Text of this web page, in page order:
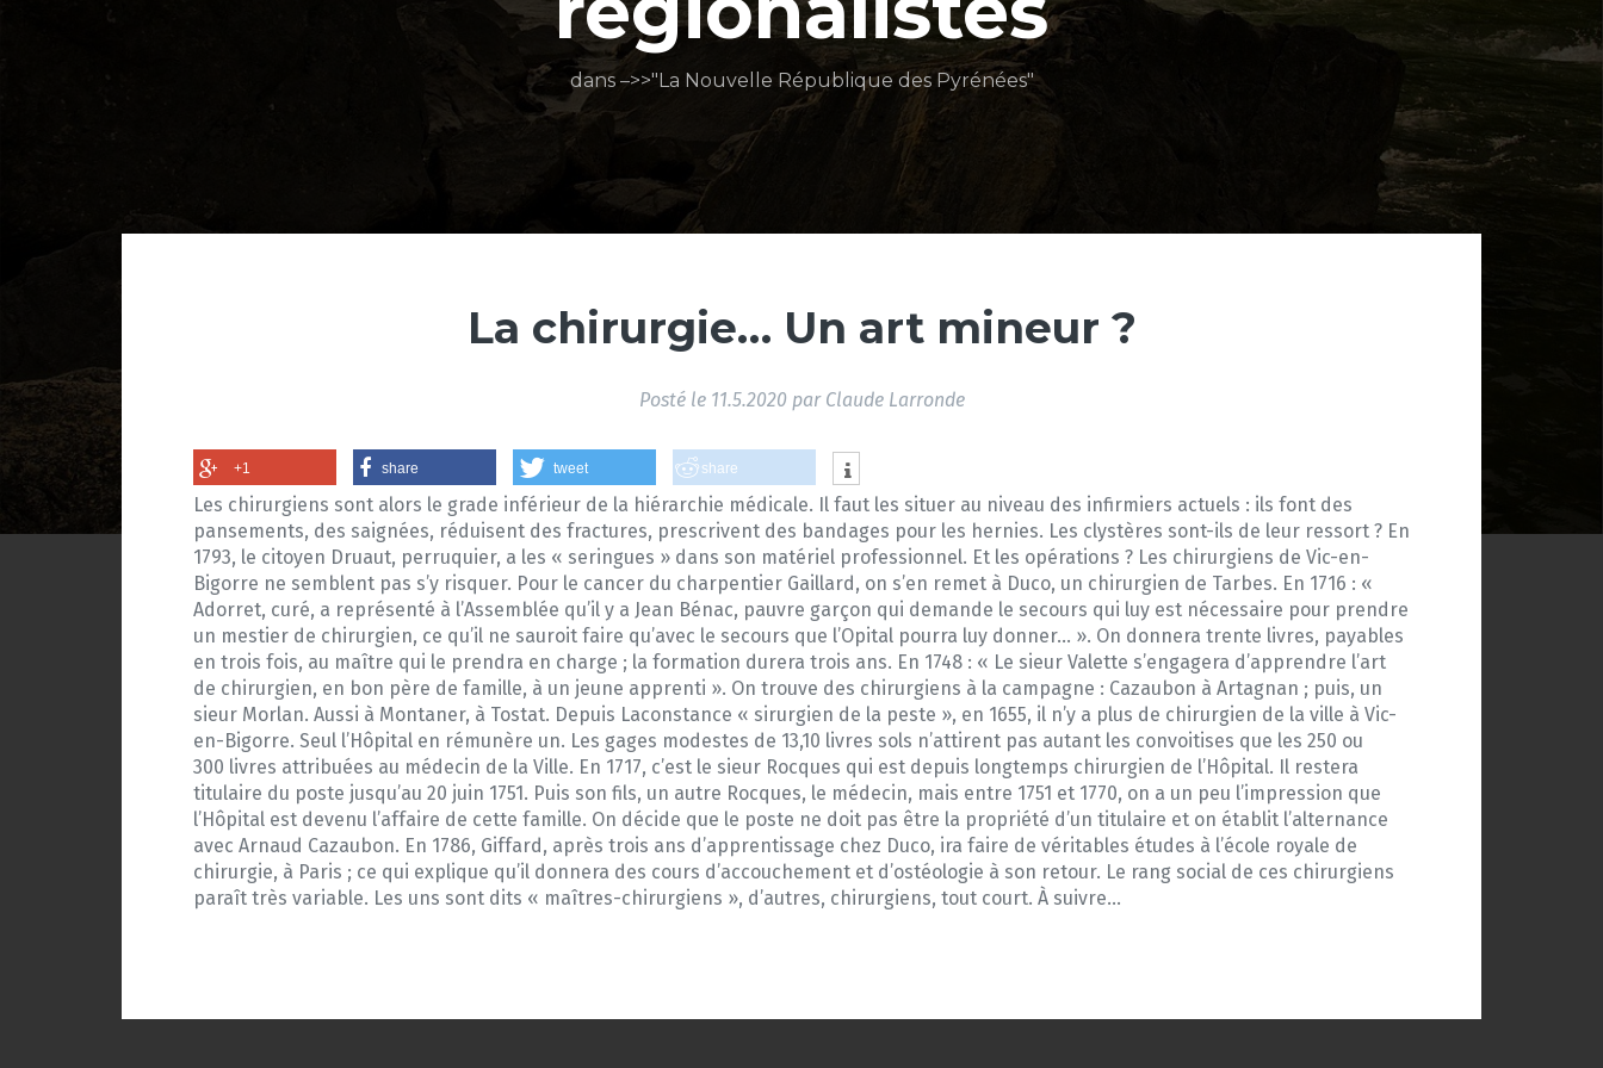
dans –>>"La Nouvelle République des Pyrénées"
La chirurgie… Un art mineur ?
Posté le 11.5.2020 par Claude Larronde
+1 share tweet share
Les chirurgiens sont alors le grade inférieur de la hiérarchie médicale. Il faut les situer au niveau des infirmiers actuels : ils font des
pansements, des saignées, réduisent des fractures, prescrivent des bandages pour les hernies. Les clystères sont-ils de leur ressort ? En
1793, le citoyen Druaut, perruquier, a les « seringues » dans son matériel professionnel. Et les opérations ? Les chirurgiens de Vic-en-
Bigorre ne semblent pas s’y risquer. Pour le cancer du charpentier Gaillard, on s’en remet à Duco, un chirurgien de Tarbes. En 1716 : «
Adorret, curé, a représenté à l’Assemblée qu’il y a Jean Bénac, pauvre garçon qui demande le secours qui luy est nécessaire pour prendre
un mestier de chirurgien, ce qu’il ne sauroit faire qu’avec le secours que l’Opital pourra luy donner… ». On donnera trente livres, payables
en trois fois, au maître qui le prendra en charge ; la formation durera trois ans. En 1748 : « Le sieur Valette s’engagera d’apprendre l’art
de chirurgien, en bon père de famille, à un jeune apprenti ». On trouve des chirurgiens à la campagne : Cazaubon à Artagnan ; puis, un
sieur Morlan. Aussi à Montaner, à Tostat. Depuis Laconstance « sirurgien de la peste », en 1655, il n’y a plus de chirurgien de la ville à Vic-
en-Bigorre. Seul l’Hôpital en rémunère un. Les gages modestes de 13,10 livres sols n’attirent pas autant les convoitises que les 250 ou
300 livres attribuées au médecin de la Ville. En 1717, c’est le sieur Rocques qui est depuis longtemps chirurgien de l’Hôpital. Il restera
titulaire du poste jusqu’au 20 juin 1751. Puis son fils, un autre Rocques, le médecin, mais entre 1751 et 1770, on a un peu l’impression que
l’Hôpital est devenu l’affaire de cette famille. On décide que le poste ne doit pas être la propriété d’un titulaire et on établit l’alternance
avec Arnaud Cazaubon. En 1786, Giffard, après trois ans d’apprentissage chez Duco, ira faire de véritables études à l’école royale de
chirurgie, à Paris ; ce qui explique qu’il donnera des cours d’accouchement et d’ostéologie à son retour. Le rang social de ces chirurgiens
paraît très variable. Les uns sont dits « maîtres-chirurgiens », d’autres, chirurgiens, tout court. À suivre…